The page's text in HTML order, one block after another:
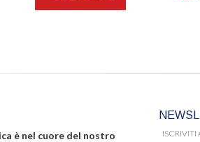
è nel cuore del nostro
ISCRIVITI